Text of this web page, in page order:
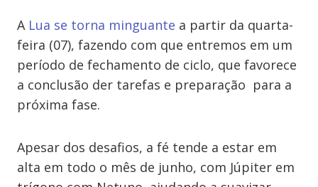
A Lua se torna minguante a partir da quarta-
feira (07), fazendo com que entremos em um
período de fechamento de ciclo, que favorece
a conclusão der tarefas e preparação para a
próxima fase.
Apesar dos desafios, a fé tende a estar em
alta em todo o mês de junho, com Júpiter em